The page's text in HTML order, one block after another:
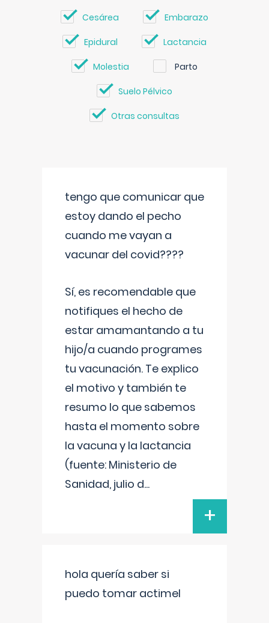
Cesárea Embarazo
Epidural Lactancia
Molestia Parto
Suelo Pélvico
Otras consultas
tengo que comunicar que
estoy dando el pecho
cuando me vayan a
vacunar del covid????
Sí, es recomendable que
notifiques el hecho de
estar amamantando a tu
hijo/a cuando programes
tu vacunación. Te explico
el motivo y también te
resumo lo que sabemos
hasta el momento sobre
la vacuna y la lactancia
(fuente: Ministerio de
Sanidad, julio d...
+
hola quería saber si
puedo tomar actimel